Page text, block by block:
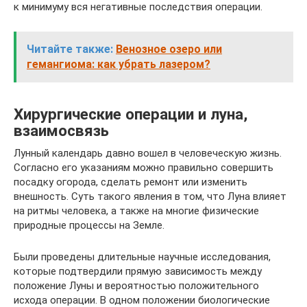
к минимуму вся негативные последствия операции.
Читайте также: Венозное озеро или
гемангиома: как убрать лазером?
Хирургические операции и луна,
взаимосвязь
Лунный календарь давно вошел в человеческую жизнь.
Согласно его указаниям можно правильно совершить
посадку огорода, сделать ремонт или изменить
внешность. Суть такого явления в том, что Луна влияет
на ритмы человека, а также на многие физические
природные процессы на Земле.
Были проведены длительные научные исследования,
которые подтвердили прямую зависимость между
положение Луны и вероятностью положительного
исхода операции. В одном положении биологические